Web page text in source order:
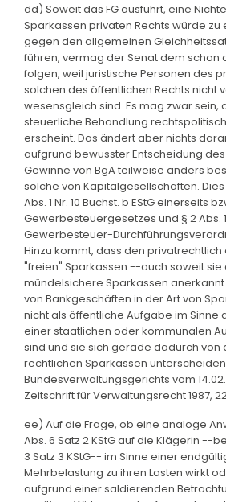
dd) Soweit das FG ausführt, eine
Sparkassen privaten Rechts würde zu
gegen den allgemeinen
führen, vermag der Senat dem schon
folgen, weil juristische Personen des
solchen des öffentlichen Rechts nicht
wesensgleich sind. Es mag zwar sein,
steuerliche Behandlung
erscheint. Das ändert aber nichts
aufgrund bewusster Entscheidung
Gewinne von BgA teilweise anders
solche von Kapitalgesellschaften.
Abs. 1 Nr. 10 Buchst. b EStG einerseits
Gewerbesteuergesetzes und § 2 Abs.
Gewerbesteuer-
Hinzu kommt, dass den
"freien" Sparkassen --auch soweit sie
mündelsichere Sparkassen
von Bankgeschäften in der Art von
nicht als öffentliche Aufgabe im Sinne
einer staatlichen oder kommunalen
sind und sie sich gerade dadurch von
rechtlichen Sparkassen
Bundesverwaltungsgerichts vom
Zeitschrift für Verwaltungsrecht 1987,
ee) Auf die Frage, ob eine analoge
Abs. 6 Satz 2 KStG auf die Klägerin --
3 Satz 3 KStG-- im Sinne einer
Mehrbelastung zu ihren Lasten wirkt
aufgrund einer saldierenden